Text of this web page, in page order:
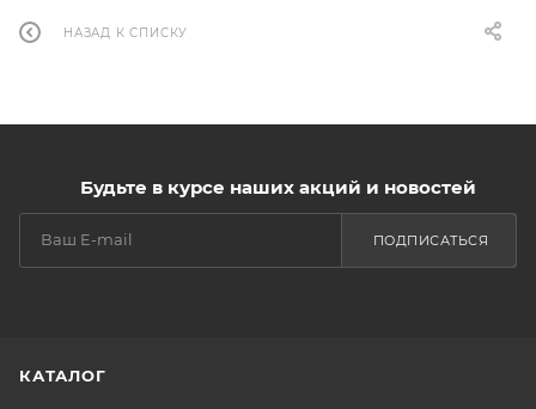
НАЗАД К СПИСКУ
Будьте в курсе наших акций и новостей
ПОДПИСАТЬСЯ
КАТАЛОГ